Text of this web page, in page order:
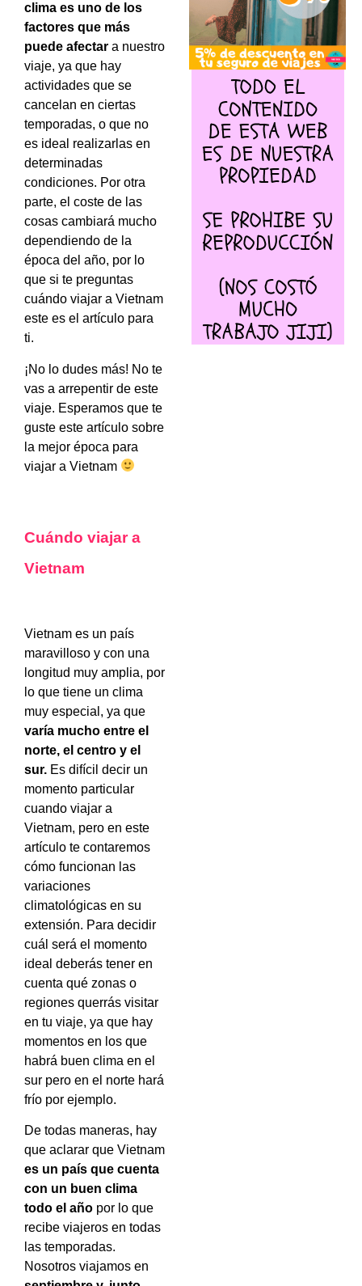
clima es uno de los
factores que más
puede afectar a nuestro
viaje, ya que hay
actividades que se
cancelan en ciertas
temporadas, o que no
es ideal realizarlas en
determinadas
condiciones. Por otra
parte, el coste de las
cosas cambiará mucho
dependiendo de la
época del año, por lo
que si te preguntas
cuándo viajar a Vietnam
este es el artículo para
ti.
¡No lo dudes más! No te
vas a arrepentir de este
viaje. Esperamos que te
guste este artículo sobre
la mejor época para
viajar a Vietnam
Cuándo viajar a
Vietnam
Vietnam es un país
maravilloso y con una
longitud muy amplia, por
lo que tiene un clima
muy especial, ya que
varía mucho entre el
norte, el centro y el
sur. Es difícil decir un
momento particular
cuando viajar a
Vietnam, pero en este
artículo te contaremos
cómo funcionan las
variaciones
climatológicas en su
extensión. Para decidir
cuál será el momento
ideal deberás tener en
cuenta qué zonas o
regiones querrás visitar
en tu viaje, ya que hay
momentos en los que
habrá buen clima en el
sur pero en el norte hará
frío por ejemplo.
De todas maneras, hay
que aclarar que Vietnam
es un país que cuenta
con un buen clima
todo el año por lo que
recibe viajeros en todas
las temporadas.
Nosotros viajamos en